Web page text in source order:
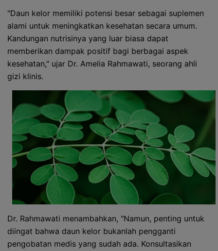
"Daun kelor memiliki potensi besar sebagai suplemen
alami untuk meningkatkan kesehatan secara umum.
Kandungan nutrisinya yang luar biasa dapat
memberikan dampak positif bagi berbagai aspek
kesehatan," ujar Dr. Amelia Rahmawati, seorang ahli
gizi klinis.
Dr. Rahmawati menambahkan, "Namun, penting untuk
diingat bahwa daun kelor bukanlah pengganti
pengobatan medis yang sudah ada. Konsultasikan